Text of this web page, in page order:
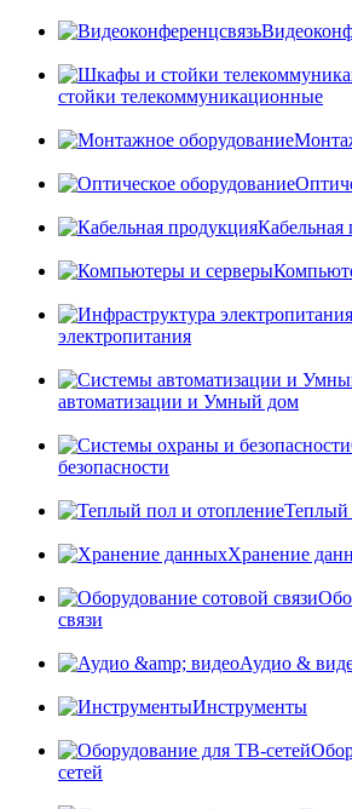
стойки телекоммуникационные
Кабельная
электропитания
автоматизации и Умный дом
безопасности
Теплый
Хранение
связи
Аудио &
Инструменты
сетей